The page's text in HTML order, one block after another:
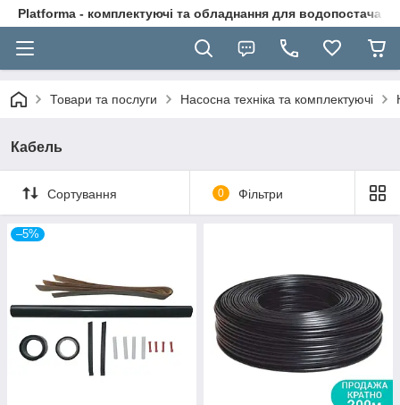
Platforma - комплектуючі та обладнання для
Товари та послуги Насосна техніка та комплектуючі
Кабель
Сортування 0 Фільтри
–5%